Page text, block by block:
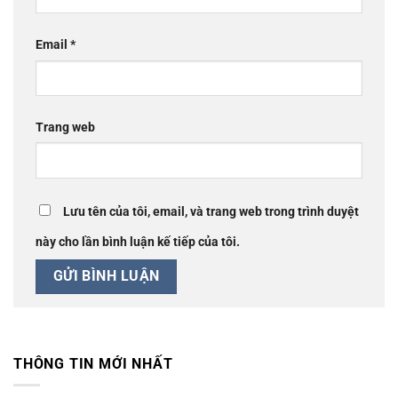
Email *
Trang web
Lưu tên của tôi, email, và trang web trong trình duyệt
này cho lần bình luận kế tiếp của tôi.
THÔNG TIN MỚI NHẤT